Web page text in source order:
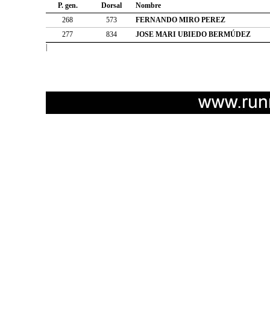
P. gen. Dorsal
Nombre
268
573
FERNANDO MIRO PEREZ
277
834
JOSE MARI UBIEDO BERMÚDEZ
|